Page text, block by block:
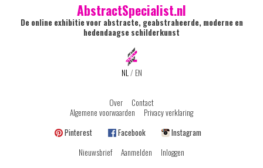
AbstractSpecialist.nl
De online exhibitie voor abstracte, geabstraheerde, moderne en
hedendaagse schilderkunst
NL/ EN
Over
Contact
Algemene voorwaarden
Privacy verklaring
Pinterest
Facebook
Instagram
Nieuwsbrief
Aanmelden
Inloggen